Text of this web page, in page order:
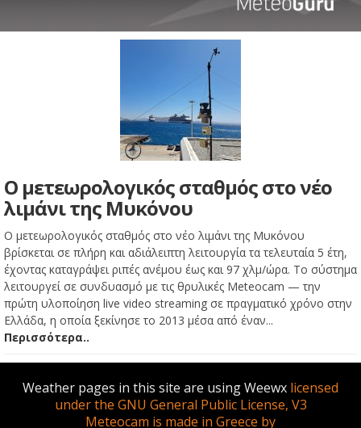
Ο μετεωρολογικός σταθμός στο νέο
λιμάνι της Μυκόνου
Ο μετεωρολογικός σταθμός στο νέο λιμάνι της Μυκόνου
βρίσκεται σε πλήρη και αδιάλειπτη λειτουργία τα τελευταία 5 έτη,
έχοντας καταγράψει ριπές ανέμου έως και 97 χλμ/ώρα. Το σύστημα
λειτουργεί σε συνδυασμό με τις θρυλικές Meteocam — την
πρώτη υλοποίηση live video streaming σε πραγματικό χρόνο στην
Ελλάδα, η οποία ξεκίνησε το 2013 μέσα από έναν...
Περισσότερα..
Weather pages in this site are using Weewx licensed
under the GNU General Public License, V3
Meteocam is made in Greece by